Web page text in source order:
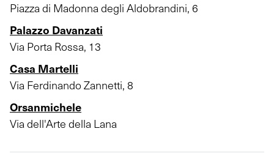
Piazza di Madonna degli Aldobrandini, 6
Palazzo Davanzati
Via Porta Rossa, 13
Casa Martelli
Via Ferdinando Zannetti, 8
Orsanmichele
Via dell'Arte della Lana